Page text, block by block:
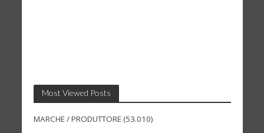
Most Viewed Posts
MARCHE / PRODUTTORE(53.010)